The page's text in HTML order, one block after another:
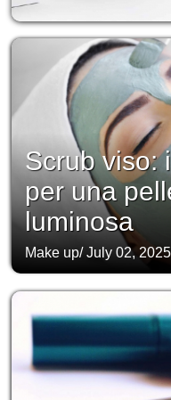
Scrub viso:
per una
luminosa
Make up/July 02, 2025